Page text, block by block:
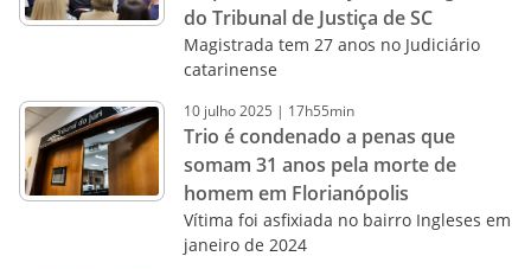
do Tribunal de Justiça de SC
Magistrada tem 27 anos no Judiciário
catarinense
10 julho2025 | 17h55min
Trio é condenado a penas que
somam 31 anos pela morte de
homem em Florianópolis
Vítima foi asfixiada no bairro Ingleses em
janeiro de 2024